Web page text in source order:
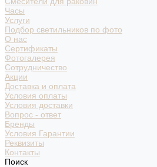
Часы
Услуги
Подбор светильников по фото
О нас
Сертификаты
Фотогалерея
Сотрудничество
Акции
Доставка и оплата
Условия оплаты
Условия доставки
Вопрос - ответ
Бренды
Условия Гарантии
Реквизиты
Контакты
Поиск